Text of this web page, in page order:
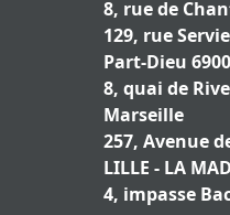
8, rue de
129, rue
Part-Dieu
8, quai de
Marseille
257, Avenue
LILLE - LA
4, impasse